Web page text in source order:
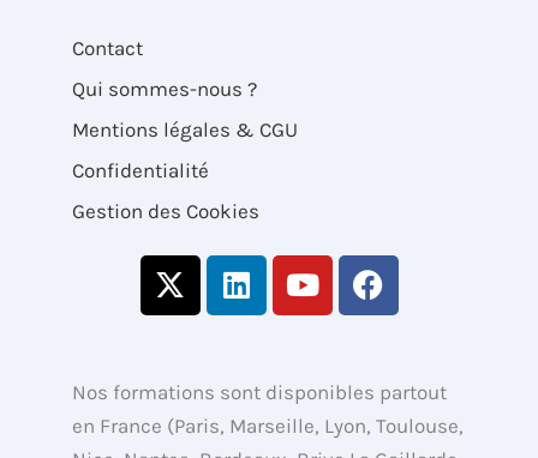
Contact
Qui sommes-nous ?
Mentions légales & CGU
Confidentialité
Gestion des Cookies
X
-
i
t
t
L
i
e
d
i
Y
o
u
b
e
F
a
b
o
o
Nos formations sont disponibles partout
en France (Paris, Marseille, Lyon, Toulouse,